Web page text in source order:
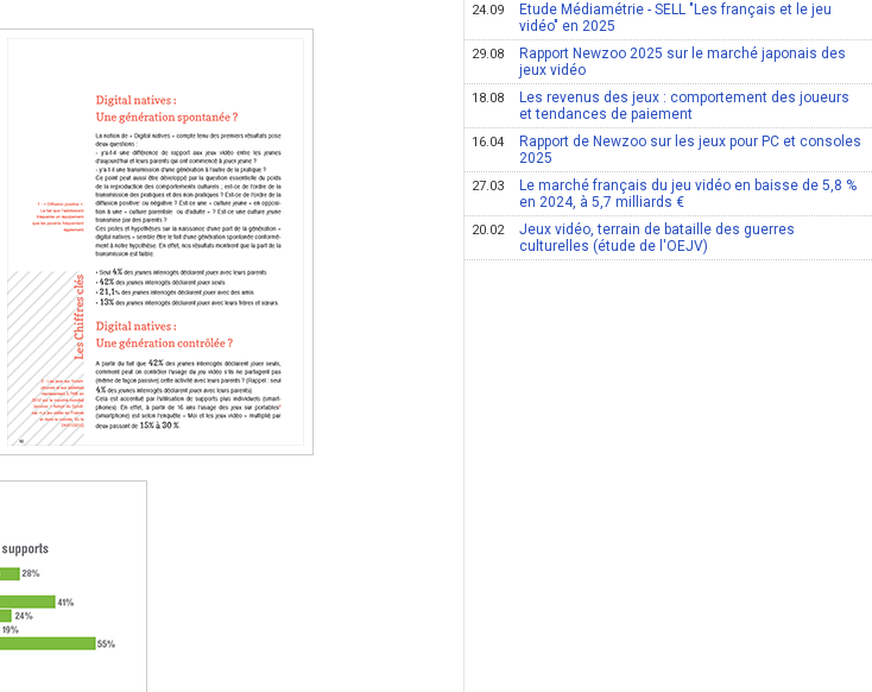
24.09
Etude Médiamétrie - SELL "Les français et le jeu
vidéo" en 2025
29.08
Rapport Newzoo 2025 sur le marché japonais des
jeux vidéo
18.08
Les revenus des jeux : comportement des joueurs
et tendances de paiement
16.04
Rapport de Newzoo sur les jeux pour PC et consoles
2025
27.03
Le marché français du jeu vidéo en baisse de 5,8 %
en 2024, à 5,7 milliards €
20.02
Jeux vidéo, terrain de bataille des guerres
culturelles (étude de l'OEJV)